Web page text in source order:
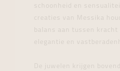
schoonheid en
creaties van Messika
balans aan tussen kracht
elegantie en
De juwelen krijgen